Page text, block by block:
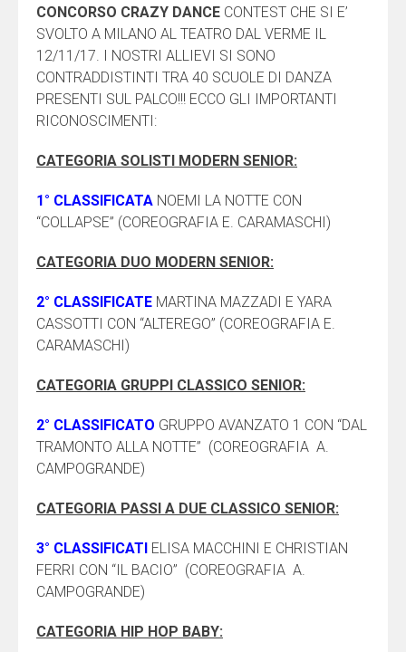
CONCORSO CRAZY DANCE CONTEST CHE SI E’
SVOLTO A MILANO AL TEATRO DAL VERME IL
12/11/17. I NOSTRI ALLIEVI SI SONO
CONTRADDISTINTI TRA 40 SCUOLE DI DANZA
PRESENTI SUL PALCO!!! ECCO GLI IMPORTANTI
RICONOSCIMENTI:
CATEGORIA SOLISTI MODERN SENIOR:
1° CLASSIFICATA NOEMI LA NOTTE CON
“COLLAPSE” (COREOGRAFIA E. CARAMASCHI)
CATEGORIA DUO MODERN SENIOR:
2° CLASSIFICATE MARTINA MAZZADI E YARA
CASSOTTI CON “ALTEREGO” (COREOGRAFIA E.
CARAMASCHI)
CATEGORIA GRUPPI CLASSICO SENIOR:
2° CLASSIFICATO GRUPPO AVANZATO 1 CON “DAL
TRAMONTO ALLA NOTTE” (COREOGRAFIA A.
CAMPOGRANDE)
CATEGORIA PASSI A DUE CLASSICO SENIOR:
3° CLASSIFICATI ELISA MACCHINI E CHRISTIAN
FERRI CON “IL BACIO” (COREOGRAFIA A.
CAMPOGRANDE)
CATEGORIA HIP HOP BABY: